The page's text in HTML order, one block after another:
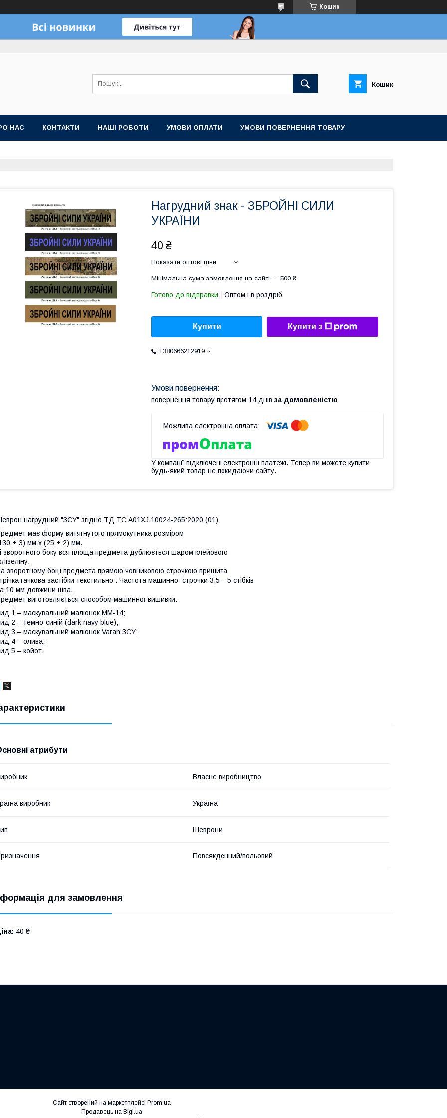
Кошик
Кошик
НАС КОНТАКТИ НАШІ РОБОТИ УМОВИ ОПЛАТИ УМОВИ ПОВЕРНЕННЯ ТОВАРУ
Нагрудний знак - ЗБРОЙНІ СИЛИ
УКРАЇНИ
40 ₴
Показати оптові ціни
Мінімальна сума замовлення на сайті — 500 ₴
Готово до відправки Оптом і в роздріб
Купити Купити з
+380666212919
повернення товару протягом 14 днів за домовленістю
У компанії підключені електронні платежі. Тепер ви можете купити
будь-який товар не покидаючи сайту.
нагрудний "ЗСУ" згідно ТД ТС А01ХJ.10024-265:2020 (01)
має форму витягнутого прямокутника розміром
± 3) мм х (25 ± 2) мм.
зворотного боку вся площа предмета дублюється шаром клейового
зворотному боці предмета прямою човниковою строчкою пришита
гачкова застібки текстильної. Частота машинної строчки 3,5 – 5 стібків
10 мм довжини шва.
виготовляється способом машинної вишивки.
1 – маскувальний малюнок ММ-14;
2 – темно-синій (dark navy blue);
3 – маскувальний малюнок Varan ЗСУ;
4 – олива;
5 – койот.
атрибути
Власне виробництво
виробник Україна
Шеврони
Повсякденний/польовий
для замовлення
40 ₴
Сайт створений на маркетплейсі Prom.ua
Продавець на Bigl.ua